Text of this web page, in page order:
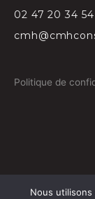
02 47 20 34 54
Politique de
Nous